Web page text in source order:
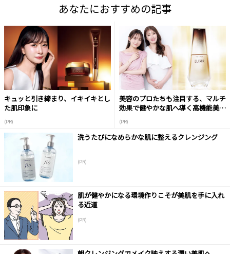
あなたにおすすめの記事
キュッと引き締まり、イキイキとし
た肌印象に
(PR)
美容のプロたちも注目する、マルチ
効果で健やかな肌へ導く高機能美容
(PR)
洗うたびになめらかな肌に整えるクレンジング
(PR)
肌が健やかになる環境作りこそが美肌を手に入れ
る近道
(PR)